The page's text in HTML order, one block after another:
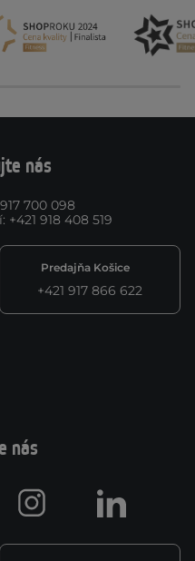
nás
700 098
: +421 918 408 519
Predajňa Košice
+421 917 866 622
nás
Instagram LinkedIn